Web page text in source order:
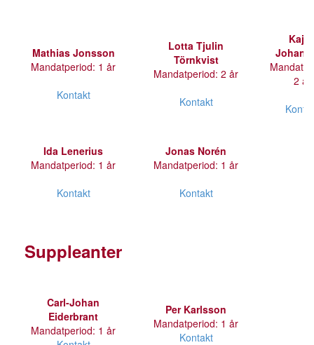
Mathias Jonsson
Mandatperiod: 1 år
Kontakt
Lotta Tjulin
Törnkvist
Mandatperiod: 2 år
Kontakt
2 år
Ida Lenerius
Mandatperiod: 1 år
Kontakt
Jonas Norén
Mandatperiod: 1 år
Kontakt
Suppleanter
Carl-Johan
Eiderbrant
Mandatperiod: 1 år
Per Karlsson
Mandatperiod: 1 år
Kontakt